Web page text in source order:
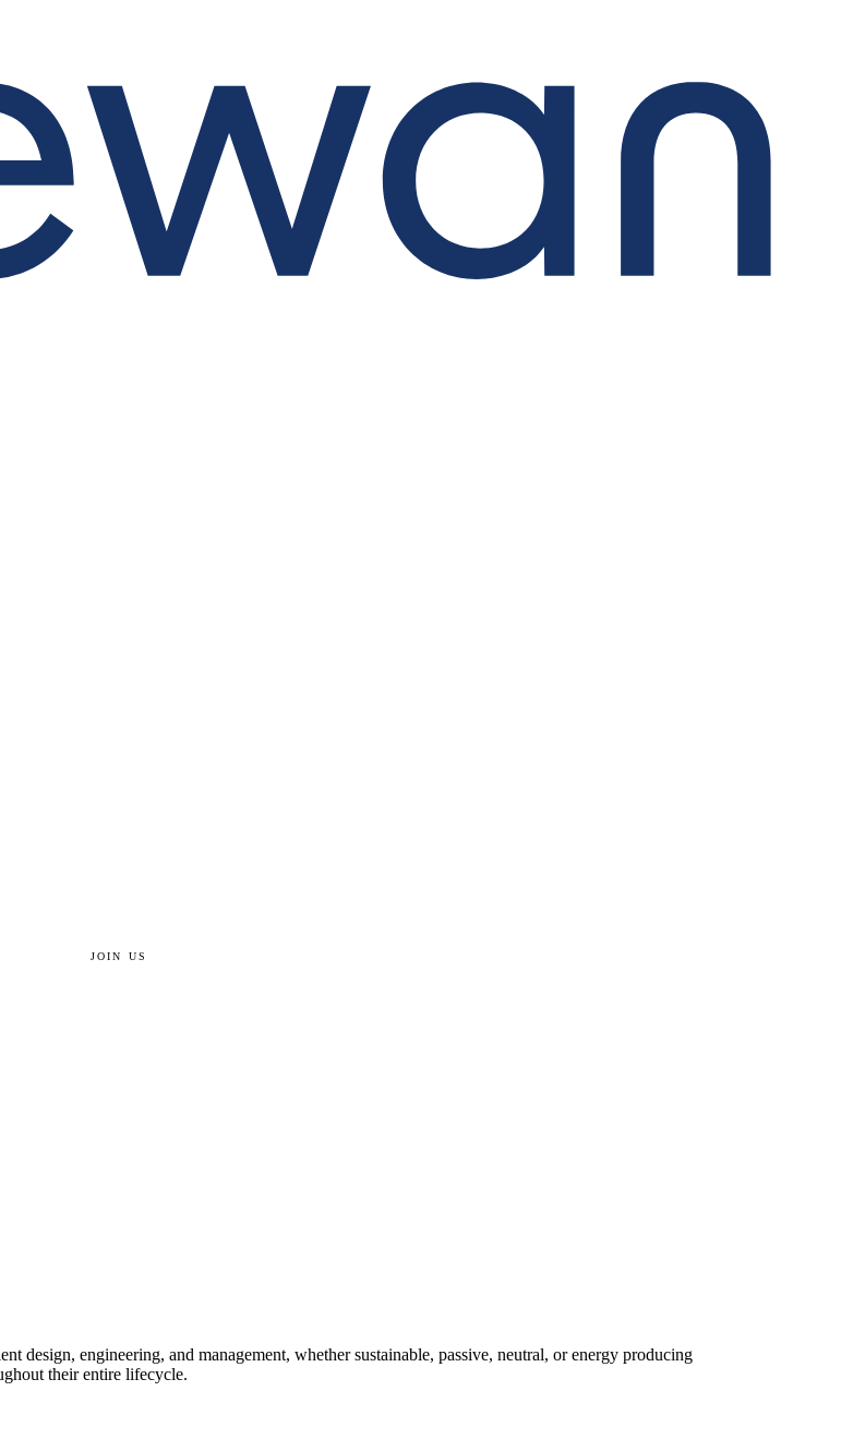
JOIN US
design, engineering, and management, whether sustainable, passive, neutral, or energy producing
their entire lifecycle.